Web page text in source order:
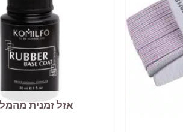
אזל זמנית